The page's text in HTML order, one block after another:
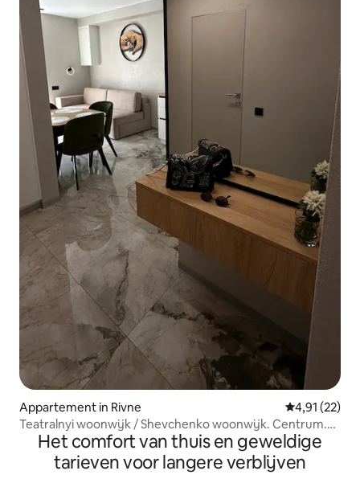
Appartement in Rivne Gemiddelde
4,91 (22)
Teatralnyi woonwijk / Shevchenko woonwijk. Centrum.
Parkeren.
Het comfort van thuis en geweldige
tarieven voor langere verblijven